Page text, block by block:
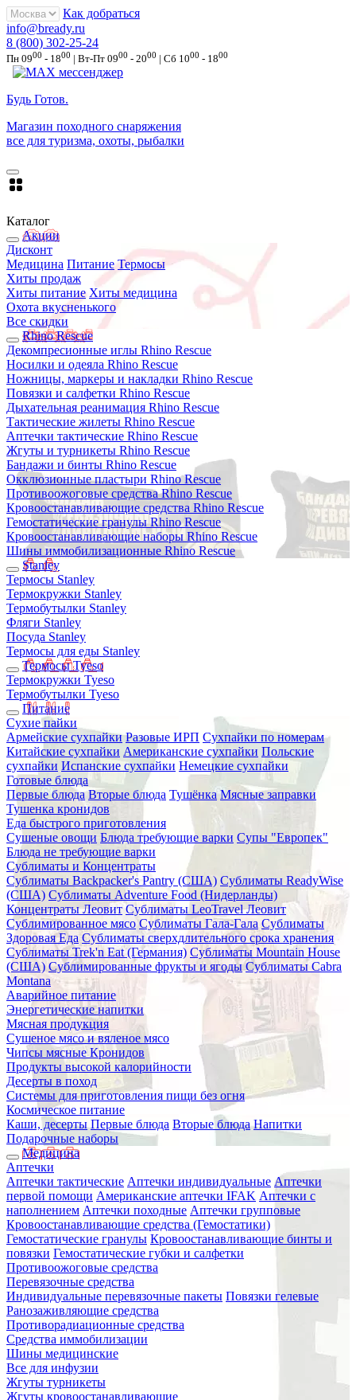
Как добраться
info@bready.ru
8 (800) 302-25-24
Пн 0900 - 1800 | Вт-Пт 0900 - 2000 | Сб 1000 - 1800
Будь Готов.
Магазин походного снаряжения
все для туризма, охоты, рыбалки
Каталог
Акции
Дисконт
Медицина Питание Термосы
Хиты продаж
Хиты питание Хиты медицина
Охота вкусненького
Все скидки
Rhino Rescue
Декомпресионные иглы Rhino Rescue
Носилки и одеяла Rhino Rescue
Ножницы, маркеры и накладки Rhino Rescue
Повязки и салфетки Rhino Rescue
Дыхательная реанимация Rhino Rescue
Тактические жилеты Rhino Rescue
Аптечки тактические Rhino Rescue
Жгуты и турникеты Rhino Rescue
Бандажи и бинты Rhino Rescue
Окклюзионные пластыри Rhino Rescue
Противоожоговые средства Rhino Rescue
Кровоостанавливающие средства Rhino Rescue
Гемостатические гранулы Rhino Rescue
Кровоостанавливающие наборы Rhino Rescue
Шины иммобилизационные Rhino Rescue
Stanley
Термосы Stanley
Термокружки Stanley
Термобутылки Stanley
Фляги Stanley
Посуда Stanley
Термосы для еды Stanley
Термосы Tyeso
Термокружки Tyeso
Термобутылки Tyeso
Питание
Сухие пайки
Армейские сухпайки Разовые ИРП Сухпайки по номерам
Китайские сухпайки Американские сухпайки Польские
сухпайки Испанские сухпайки Немецкие сухпайки
Готовые блюда
Первые блюда Вторые блюда Тушёнка Мясные заправки
Тушенка кронидов
Еда быстрого приготовления
Сушеные овощи Блюда требующие варки Супы "Европек"
Блюда не требующие варки
Сублиматы и Концентраты
Сублиматы Backpacker's Pantry (США) Сублиматы ReadyWise
(США) Сублиматы Adventure Food (Нидерланды)
Концентраты Леовит Сублиматы LeoTravel Леовит
Сублимированное мясо Сублиматы Гала-Гала Сублиматы
Здоровая Еда Сублиматы сверхдлительного срока хранения
Сублиматы Trek'n Eat (Германия) Сублиматы Mountain House
(США) Сублимированные фрукты и ягоды Сублиматы Cabra
Montana
Аварийное питание
Энергетические напитки
Мясная продукция
Сушеное мясо и вяленое мясо
Чипсы мясные Кронидов
Продукты высокой калорийности
Десерты в поход
Системы для приготовления пищи без огня
Космическое питание
Каши, десерты Первые блюда Вторые блюда Напитки
Подарочные наборы
Медицина
Аптечки
Аптечки тактические Аптечки индивидуальные Аптечки
первой помощи Американские аптечки IFAK Аптечки с
наполнением Аптечки походные Аптечки групповые
Кровоостанавливающие средства (Гемостатики)
Гемостатические гранулы Кровоостанавливающие бинты и
повязки Гемостатические губки и салфетки
Противоожоговые средства
Перевязочные средства
Индивидуальные перевязочные пакеты Повязки гелевые
Ранозаживляющие средства
Противорадиационные средства
Средства иммобилизации
Шины медицинские
Все для инфузии
Жгуты турникеты
Жгуты кровоостанавливающие